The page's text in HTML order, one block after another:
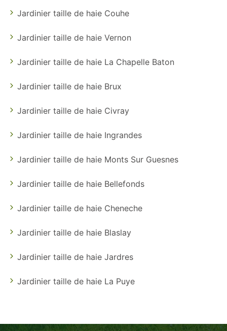
Jardinier taille de haie Couhe
Jardinier taille de haie Vernon
Jardinier taille de haie La Chapelle Baton
Jardinier taille de haie Brux
Jardinier taille de haie Civray
Jardinier taille de haie Ingrandes
Jardinier taille de haie Monts Sur Guesnes
Jardinier taille de haie Bellefonds
Jardinier taille de haie Cheneche
Jardinier taille de haie Blaslay
Jardinier taille de haie Jardres
Jardinier taille de haie La Puye